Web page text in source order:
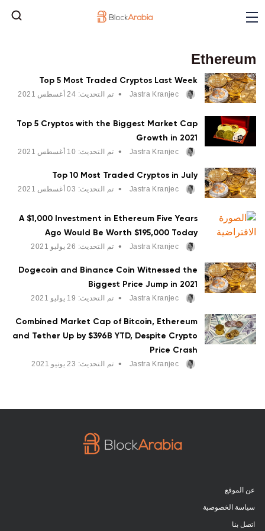
Ethereum
Top 5 Most Traded Cryptos Last Week
Jastra Kranjec
• تم التحديث: 24 أغسطس 2021
Top 5 Cryptos with the Biggest Market Cap
Growth in 2021
Jastra Kranjec
• تم التحديث: 10 أغسطس 2021
Top 10 Most Traded Cryptos in July
Jastra Kranjec
• تم التحديث: 03 أغسطس 2021
A $1,000 Investment in Ethereum Five Years
Ago Would Be Worth $195,000 Today
Jastra Kranjec
• تم التحديث: 26 يوليو 2021
Dogecoin and Binance Coin Witnessed the
Biggest Price Jump in 2021
Jastra Kranjec
• تم التحديث: 19 يوليو 2021
Combined Market Cap of Bitcoin, Ethereum
and Tether Up by $396B YTD, Despite Crypto
Price Crash
Jastra Kranjec
• تم التحديث: 23 يونيو 2021
عن الموقع
سياسة الخصوصية
اتصل بنا